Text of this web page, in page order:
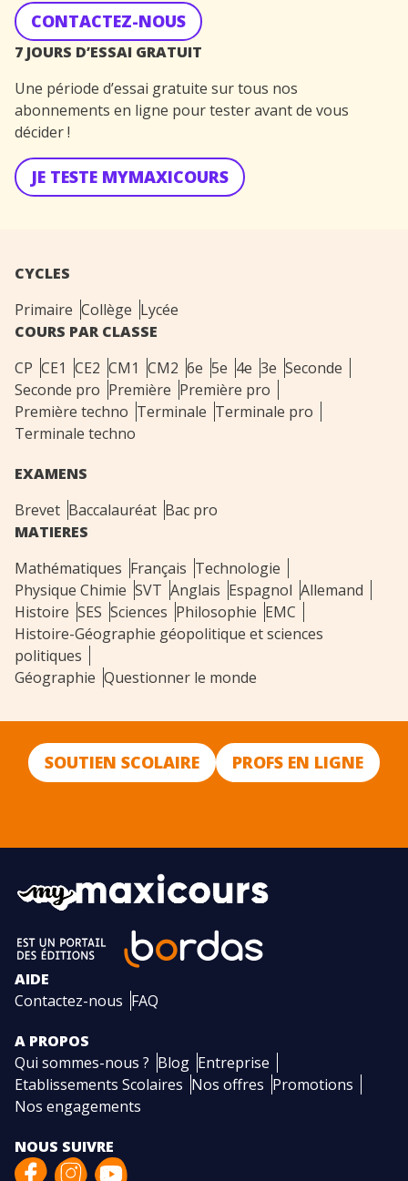
CONTACTEZ-NOUS
7 JOURS D’ESSAI GRATUIT
Une période d’essai gratuite sur tous nos
abonnements en ligne pour tester avant de vous
décider !
JE TESTE MYMAXICOURS
CYCLES
Primaire Collège Lycée
COURS PAR CLASSE
CP CE1 CE2 CM1 CM2 6e 5e 4e 3e Seconde
Seconde pro Première Première pro
Première techno Terminale Terminale pro
Terminale techno
EXAMENS
Brevet Baccalauréat Bac pro
MATIERES
Mathématiques Français Technologie
Physique Chimie SVT Anglais Espagnol Allemand
Histoire SES Sciences Philosophie EMC
Histoire-Géographie géopolitique et sciences
politiques
Géographie Questionner le monde
SOUTIEN SCOLAIRE PROFS EN LIGNE
AIDE
Contactez-nous FAQ
A PROPOS
Qui sommes-nous ? Blog Entreprise
Etablissements Scolaires Nos offres Promotions
Nos engagements
NOUS SUIVRE